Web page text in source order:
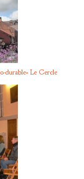
durable» Le Cercle